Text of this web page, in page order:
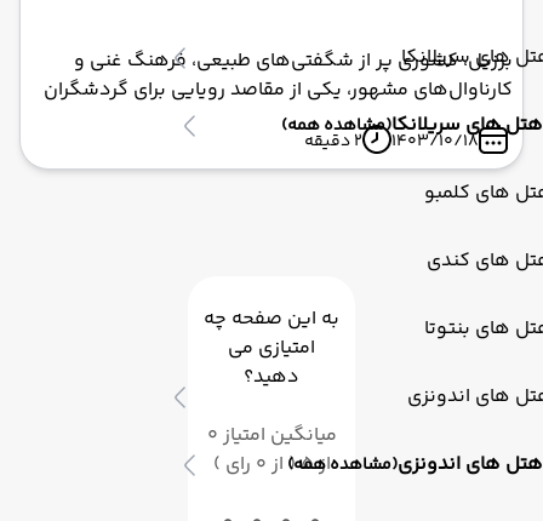
های سریلانکا
هتل های سریلانکا(مشاهده همه)
های کلمبو
های کندی
های بنتوتا
های اندونزی
هتل های اندونزی(مشاهده همه)
برزیل، کشوری پر از شگفتی‌های طبیعی، فرهنگ غنی و
کارناوال‌های مشهور، یکی از مقاصد رویایی برای گردشگران
از سراسر جهان است. برای سفر به این کشور زیبا، یکی از
اولین و مهم‌ترین مراحل، دریافت ویزای برزیل است. اگر شما
نیز قصد دارید با تور برزیل سفری فراموش‌نشدنی را تجربه
کنید، این مقاله به شما کمک می‌کند تا با تمام جزئیات و
دنبال یک تجربه کامل و حرفه‌ای هستید، تور برزیل با ابرآسا
1403/10/18 2 دقیقه
به این صفحه چه
امتیازی می
دهید؟
میانگین امتیاز 0
از 5 ( از 0 رای )